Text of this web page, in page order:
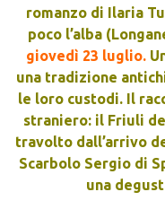
romanzo di Ilaria
poco l’alba
giovedì 23 luglio.
una tradizione
le loro custodi. Il
straniero: il Friuli
travolto dall’arrivo
Scarbolo Sergio di
una